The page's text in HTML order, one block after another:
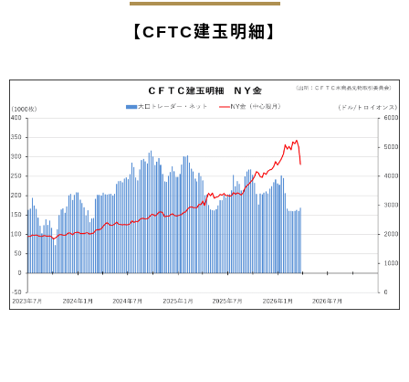
【CFTC建玉明細】